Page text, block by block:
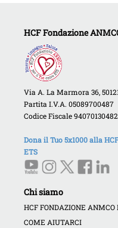
HCF Fondazione
Via A. La Marmora 36,
Partita I.V.A. 05089700487
Codice Fiscale 94070130482
Dona il Tuo 5x1000 alla
ETS
Chi siamo
HCF FONDAZIONE ANMCO
COME AIUTARCI